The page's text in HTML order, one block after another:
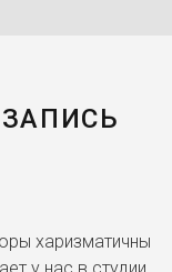
харизматичны